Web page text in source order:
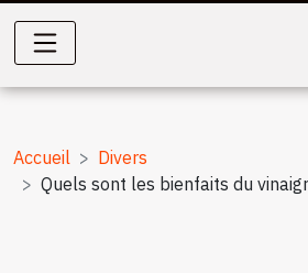
Accueil
Divers
Quels sont les bienfaits du